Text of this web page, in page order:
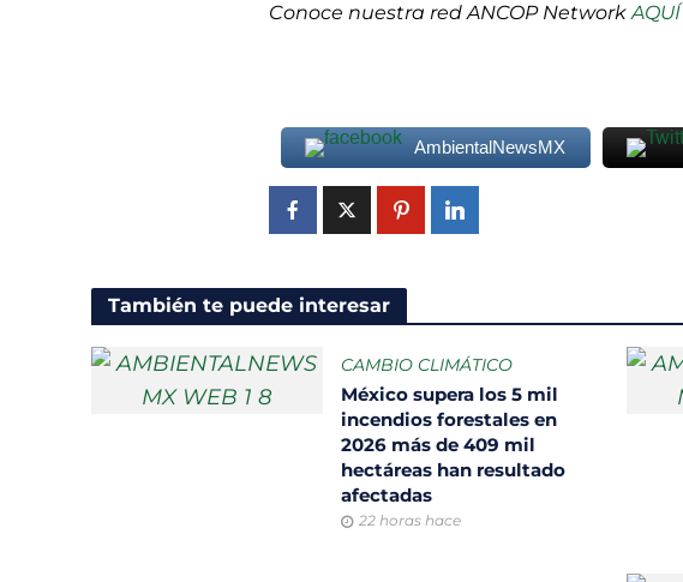
Conoce nuestra red ANCOP NetworkAQUÍ
AmbientalNewsMX
También te puede interesar
CAMBIO CLIMÁTICO
México supera los 5 mil
incendios forestales en
2026 más de 409 mil
hectáreas han resultado
afectadas
22 horas hace